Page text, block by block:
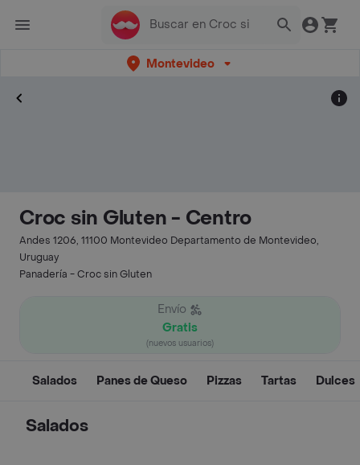
Montevideo
Croc sin Gluten - Centro
Andes 1206, 11100 Montevideo Departamento de Montevideo,
Uruguay
Panadería - Croc sin Gluten
Envío
Gratis
(nuevos usuarios)
Salados Panes de Queso Pizzas Tartas Dulces
Salados